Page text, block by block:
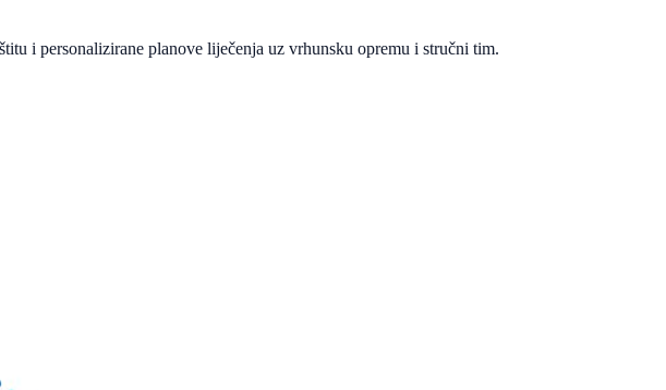
i personalizirane planove liječenja uz vrhunsku opremu i stručni tim.